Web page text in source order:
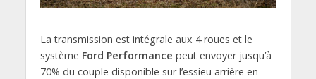
La transmission est intégrale aux 4 roues et le
système Ford Performance peut envoyer jusqu’à
70% du couple disponible sur l’essieu arrière en